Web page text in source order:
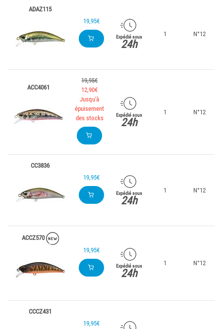
ADAZ115
19,95€
Expédié sous
24h
1 N°12
ACC4061
19,95€
12,90€
Jusqu'à
épuisement
des stocks
Expédié sous
24h
1 N°12
CC3836
19,95€
Expédié sous
24h
1 N°12
ACCZ570
19,95€
Expédié sous
24h
1 N°12
CCCZ431
19,95€